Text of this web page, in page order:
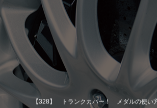
【328】 トランクカバー！ メダルの使い